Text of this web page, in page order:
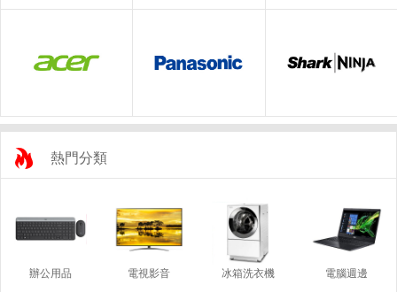
熱門分類
辦公用品 電視影音 冰箱洗衣機 電腦週邊